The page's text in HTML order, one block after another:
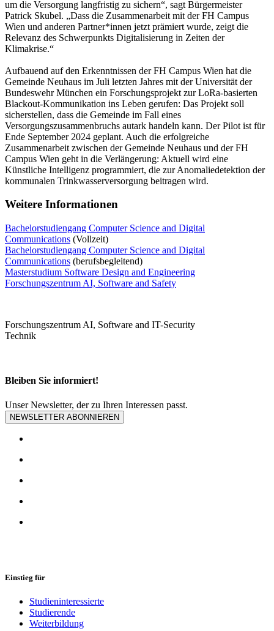
um die Versorgung langfristig zu sichern“, sagt Bürgermeister
Patrick Skubel. „Dass die Zusammenarbeit mit der FH Campus
Wien und anderen Partner*innen jetzt prämiert wurde, zeigt die
Relevanz des Schwerpunkts Digitalisierung in Zeiten der
Klimakrise.“
Aufbauend auf den Erkenntnissen der FH Campus Wien hat die
Gemeinde Neuhaus im Juli letzten Jahres mit der Universität der
Bundeswehr München ein Forschungsprojekt zur LoRa-basierten
Blackout-Kommunikation ins Leben gerufen: Das Projekt soll
sicherstellen, dass die Gemeinde im Fall eines
Versorgungszusammenbruchs autark handeln kann. Der Pilot ist für
Ende September 2024 geplant. Auch die erfolgreiche
Zusammenarbeit zwischen der Gemeinde Neuhaus und der FH
Campus Wien geht in die Verlängerung: Aktuell wird eine
Künstliche Intelligenz programmiert, die zur Anomaliedetektion der
kommunalen Trinkwasserversorgung beitragen wird.
Weitere Informationen
Bachelorstudiengang Computer Science and Digital
Communications (Vollzeit)
Bachelorstudiengang Computer Science and Digital
Communications (berufsbegleitend)
Masterstudium Software Design and Engineering
Forschungszentrum AI, Software and Safety
Forschungszentrum AI, Software and IT-Security
Technik
Bleiben Sie informiert!
Unser Newsletter, der zu Ihren Interessen passt.
NEWSLETTER ABONNIEREN
Einstieg für
Studieninteressierte
Studierende
Weiterbildung